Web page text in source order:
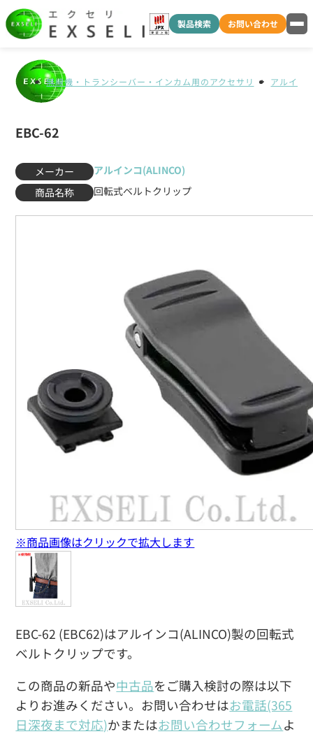
製品検索 お問い合わせ
無線機・トランシーバー・インカム用のアクセサリ アルイン
EBC-62
メーカー
アルインコ(ALINCO)
商品名称
回転式ベルトクリップ
EBC-62 (EBC62)はアルインコ(ALINCO)製の回転式
ベルトクリップです。
この商品の新品や中古品をご購入検討の際は以下
よりお進みください。お問い合わせはお電話(365
日深夜まで対応)かまたはお問い合わせフォームよ
※商品画像はクリックで拡大します